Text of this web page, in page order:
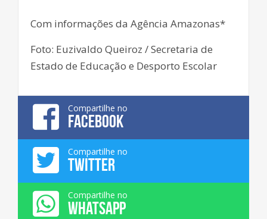
Com informações da Agência Amazonas*
Foto: Euzivaldo Queiroz / Secretaria de
Estado de Educação e Desporto Escolar
Compartilhe no
FACEBOOK
Compartilhe no
TWITTER
Compartilhe no
WHATSAPP